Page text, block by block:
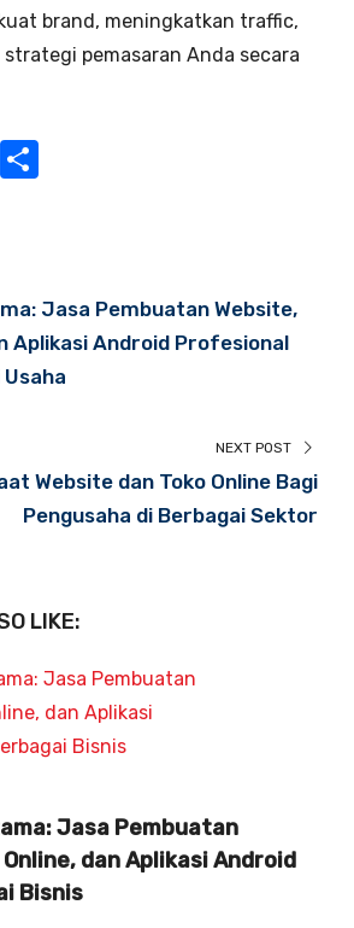
brand, meningkatkan traffic,
pemasaran Anda secara
E
Jasa Pembuatan Website,
Aplikasi Android Profesional
NEXT POST
Website dan Toko Online Bagi
Pengusaha di Berbagai Sektor
LIKE:
Jasa Pembuatan
dan Aplikasi Android
Bisnis